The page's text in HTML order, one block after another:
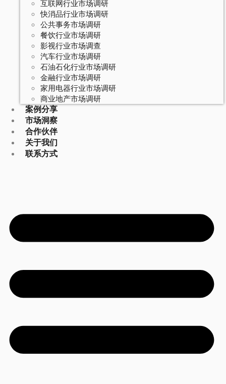
互联网行业市场调研
快消品行业市场调研
公共事务市场调研
餐饮行业市场调研
影视行业市场调查
汽车行业市场调研
石油石化行业市场调研
金融行业市场调研
家用电器行业市场调研
商业地产市场调研
案例分享
市场洞察
合作伙伴
关于我们
联系方式